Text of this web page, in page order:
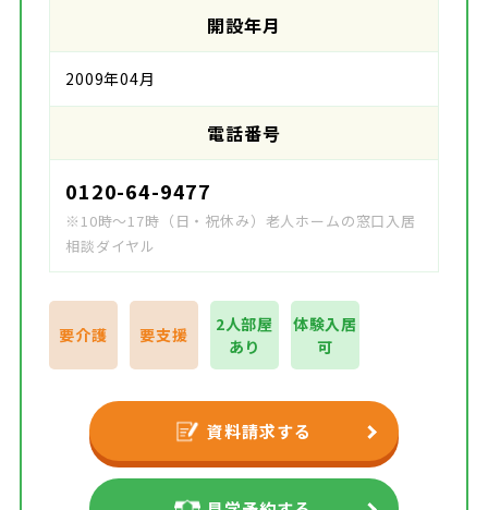
開設年月
2009年04月
電話番号
0120-64-9477
※10時～17時（日・祝休み）老人ホームの窓口入居
相談ダイヤル
要介護 要支援
2人部屋
あり
体験入居
可
資料請求する